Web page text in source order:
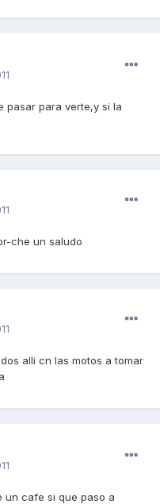
pasar para verte,y si la
che un saludo
alli cn las motos a tomar
un cafe si que paso a